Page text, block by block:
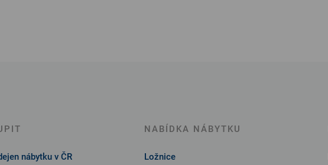
nábytku v ČR
NABÍDKA NÁBYTKU
Ložnice